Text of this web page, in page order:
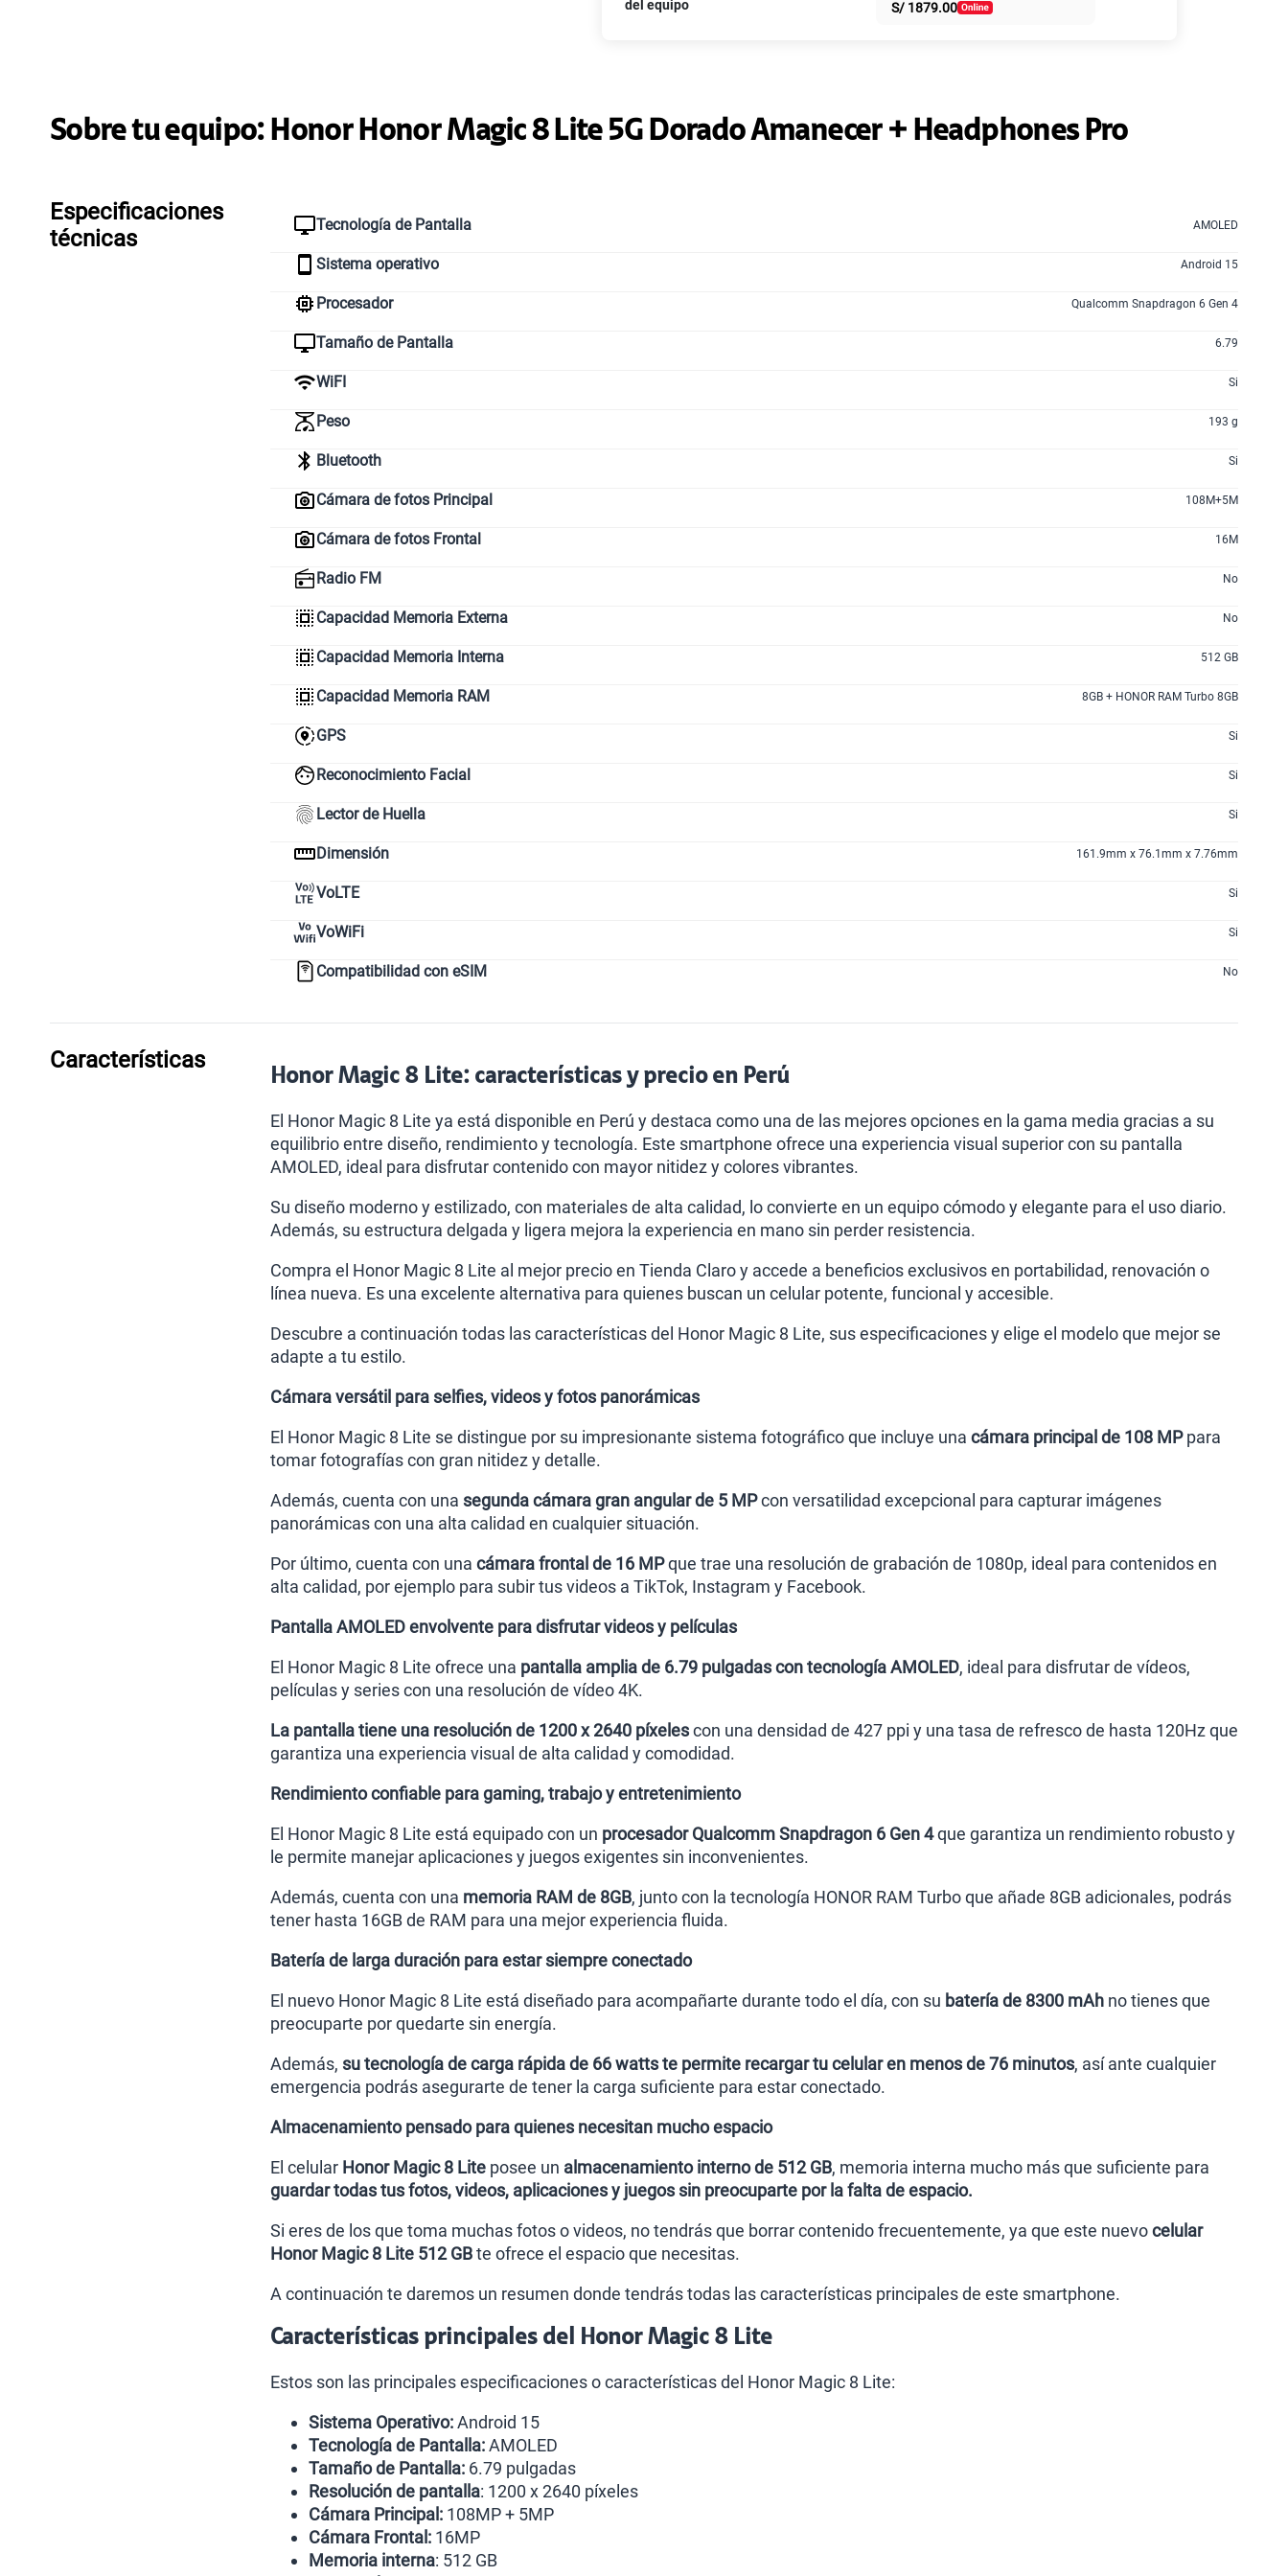
Paga solo
del equipo
S/ 1879.00
Sobre tu equipo: Honor Honor Magic 8 Lite 5G Dorado Amanecer + Headphones Pro
Especificaciones
técnicas
Tecnología de Pantalla AMOLED
Sistema operativo Android 15
Procesador Qualcomm Snapdragon 6 Gen 4
Tamaño de Pantalla 6.79
WiFI Si
Peso 193 g
Bluetooth Si
Cámara de fotos Principal 108M+5M
Cámara de fotos Frontal 16M
Radio FM No
Capacidad Memoria Externa No
Capacidad Memoria Interna 512 GB
Capacidad Memoria RAM 8GB + HONOR RAM Turbo 8GB
GPS Si
Reconocimiento Facial Si
Lector de Huella Si
Dimensión 161.9mm x 76.1mm x 7.76mm
VoLTE Si
VoWiFi Si
Compatibilidad con eSIM No
Características
Honor Magic 8 Lite: características y precio en Perú
El Honor Magic 8 Lite ya está disponible en Perú y destaca como una de las mejores opciones en la gama media gracias a su
equilibrio entre diseño, rendimiento y tecnología. Este smartphone ofrece una experiencia visual superior con su pantalla
AMOLED, ideal para disfrutar contenido con mayor nitidez y colores vibrantes.
Su diseño moderno y estilizado, con materiales de alta calidad, lo convierte en un equipo cómodo y elegante para el uso diario.
Además, su estructura delgada y ligera mejora la experiencia en mano sin perder resistencia.
Compra el Honor Magic 8 Lite al mejor precio en Tienda Claro y accede a beneficios exclusivos en portabilidad, renovación o
línea nueva. Es una excelente alternativa para quienes buscan un celular potente, funcional y accesible.
Descubre a continuación todas las características del Honor Magic 8 Lite, sus especificaciones y elige el modelo que mejor se
adapte a tu estilo.
Cámara versátil para selfies, videos y fotos panorámicas
El Honor Magic 8 Lite se distingue por su impresionante sistema fotográfico que incluye una cámara principal de 108 MPpara
tomar fotografías con gran nitidez y detalle.
Además, cuenta con una segunda cámara gran angular de 5 MPcon versatilidad excepcional para capturar imágenes
panorámicas con una alta calidad en cualquier situación.
Por último, cuenta con una cámara frontal de 16 MPque trae una resolución de grabación de 1080p, ideal para contenidos en
alta calidad, por ejemplo para subir tus videos a TikTok, Instagram y Facebook.
Pantalla AMOLED envolvente para disfrutar videos y películas
El Honor Magic 8 Lite ofrece una pantalla amplia de 6.79 pulgadas con tecnología AMOLED, ideal para disfrutar de vídeos,
películas y series con una resolución de vídeo 4K.
La pantalla tiene una resolución de 1200 x 2640 píxelescon una densidad de 427 ppi y una tasa de refresco de hasta 120Hz que
garantiza una experiencia visual de alta calidad y comodidad.
Rendimiento confiable para gaming, trabajo y entretenimiento
El Honor Magic 8 Lite está equipado con un procesador Qualcomm Snapdragon 6 Gen 4que garantiza un rendimiento robusto y
le permite manejar aplicaciones y juegos exigentes sin inconvenientes.
Además, cuenta con una memoria RAM de 8GB, junto con la tecnología HONOR RAM Turbo que añade 8GB adicionales, podrás
tener hasta 16GB de RAM para una mejor experiencia fluida.
Batería de larga duración para estar siempre conectado
El nuevo Honor Magic 8 Lite está diseñado para acompañarte durante todo el día, con su batería de 8300 mAh no tienes que
preocuparte por quedarte sin energía.
Además, su tecnología de carga rápida de 66 watts te permite recargar tu celular en menos de 76 minutos, así ante cualquier
emergencia podrás asegurarte de tener la carga suficiente para estar conectado.
Almacenamiento pensado para quienes necesitan mucho espacio
El celular Honor Magic 8 Lite posee un almacenamiento interno de 512 GB, memoria interna mucho más que suficiente para
guardar todas tus fotos, videos, aplicaciones y juegos sin preocuparte por la falta de espacio.
Si eres de los que toma muchas fotos o videos, no tendrás que borrar contenido frecuentemente, ya que este nuevocelular
Honor Magic 8 Lite 512 GBte ofrece el espacio que necesitas.
A continuación te daremos un resumen donde tendrás todas las características principales de este smartphone.
Características principales del Honor Magic 8 Lite
Estos son las principales especificaciones o características del Honor Magic 8 Lite:
Sistema Operativo:Android 15
Tecnología de Pantalla:AMOLED
Tamaño de Pantalla: 6.79 pulgadas
Resolución de pantalla: 1200 x 2640 píxeles
Cámara Principal: 108MP + 5MP
Cámara Frontal: 16MP
Memoria interna: 512 GB